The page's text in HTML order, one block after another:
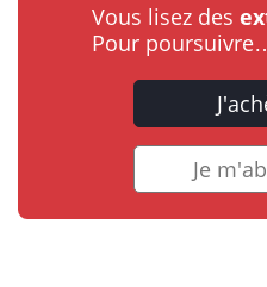
Vous lisez des
Pour
Je